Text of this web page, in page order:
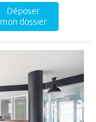
Déposer
mon dossier